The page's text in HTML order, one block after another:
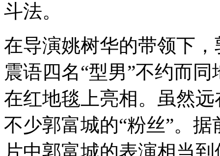
斗法。
在导演姚树华的带领下
震语四名“型男”不约而
在红地毯上亮相。虽然
不少郭富城的“粉丝”。
片中郭富城的表演相当